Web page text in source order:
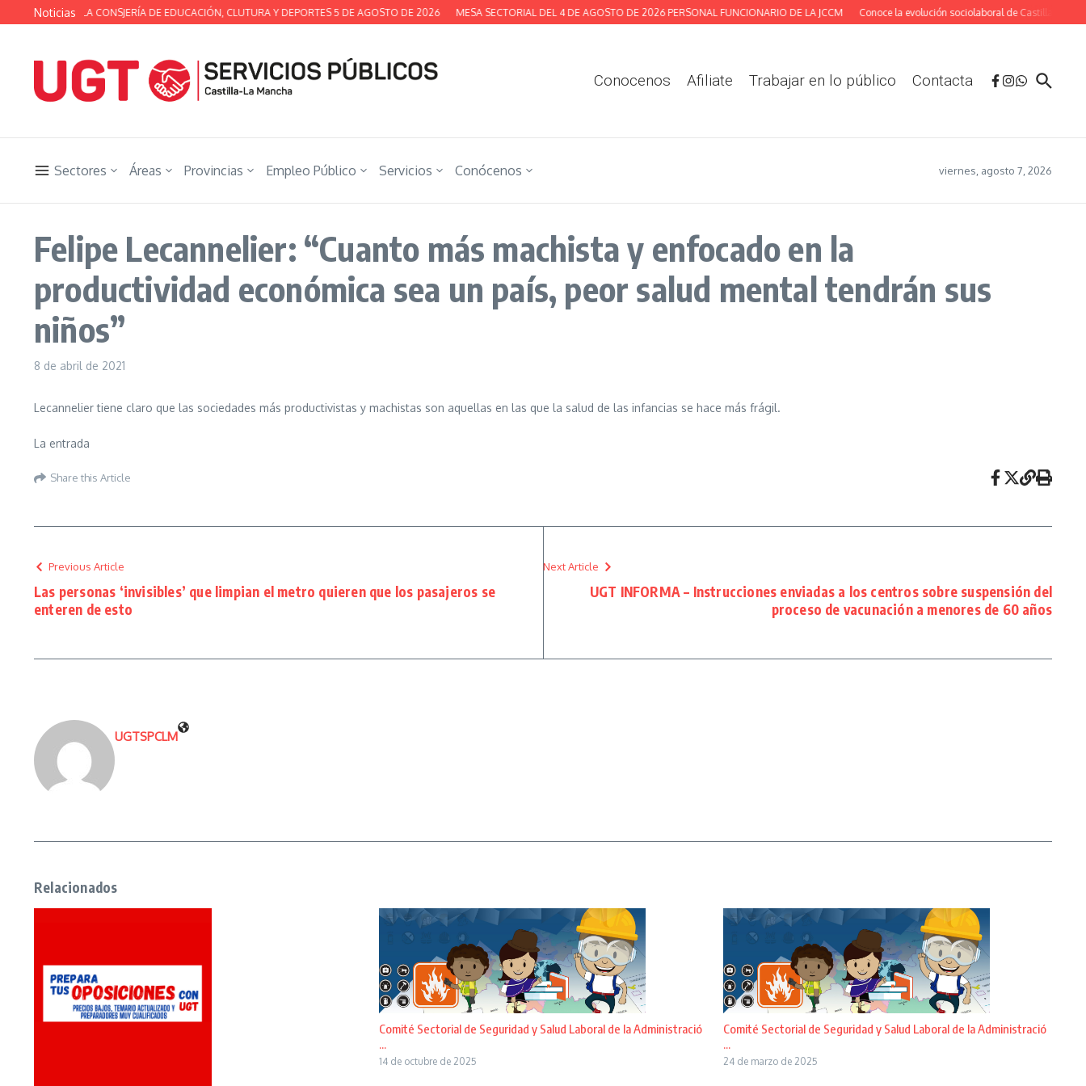
Saltar al contenido
Noticias
TÉCNICA DE LA CONSJERÍA DE EDUCACIÓN, CLUTURA Y DEPORTES 5 DE AGOSTO DE 2026 MESA SECTORIAL DEL 4 DE AGOSTO DE 2026 PERSONAL FUNCIONARIO DE LA JCCM Conoce la evolución sociolaboral de Castilla-La
Conocenos Afiliate Trabajar en lo público Contacta
Sectores Áreas Provincias Empleo Público Servicios Conócenos viernes, agosto 7, 2026
Felipe Lecannelier: “Cuanto más machista y enfocado en la
productividad económica sea un país, peor salud mental tendrán sus
niños”
8 de abril de 2021
Lecannelier tiene claro que las sociedades más productivistas y machistas son aquellas en las que la salud de las infancias se hace más frágil.
La entrada
Share this Article
Previous Article
Las personas ‘invisibles’ que limpian el metro quieren que los pasajeros se
enteren de esto
Next Article
UGT INFORMA – Instrucciones enviadas a los centros sobre suspensión del
proceso de vacunación a menores de 60 años
UGTSPCLM
Relacionados
Comité Sectorial de Seguridad y Salud Laboral de la Administració
...
14 de octubre de 2025
Comité Sectorial de Seguridad y Salud Laboral de la Administració
...
24 de marzo de 2025